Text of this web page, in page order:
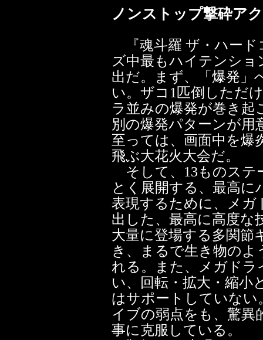
ノンストップ撃砕ア
『魂斗羅 ザ・ハード
ズ中最もハイテンシ
出だ。まず、「爆発」
い。ザコ1匹倒しただ
ラ並みの爆発が巻き起
別の爆発パターンが用
至っては、画面中を爆
飛ぶ大花火大会だ。
そして、13ものステ
とく展開する、最高
表現するために、メガ
出した、最高に高度な
大量に登場する多関節
き、まるで生き物のよ
れる。また、メガド
い、回転・拡大・縮小
はサポートしていな
イブの弱点をも、驚異
事に克服している。